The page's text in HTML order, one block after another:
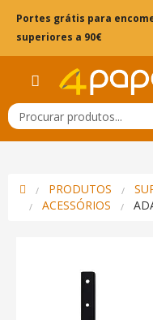
Portes grátis para
superiores a 90€
PRODUTOS
ACESSÓRIOS